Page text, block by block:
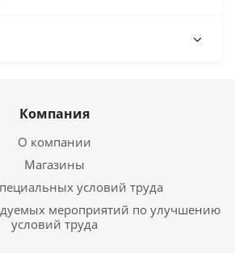
Компания
О компании
Магазины
условий труда
мероприятий по улучшению
условий труда